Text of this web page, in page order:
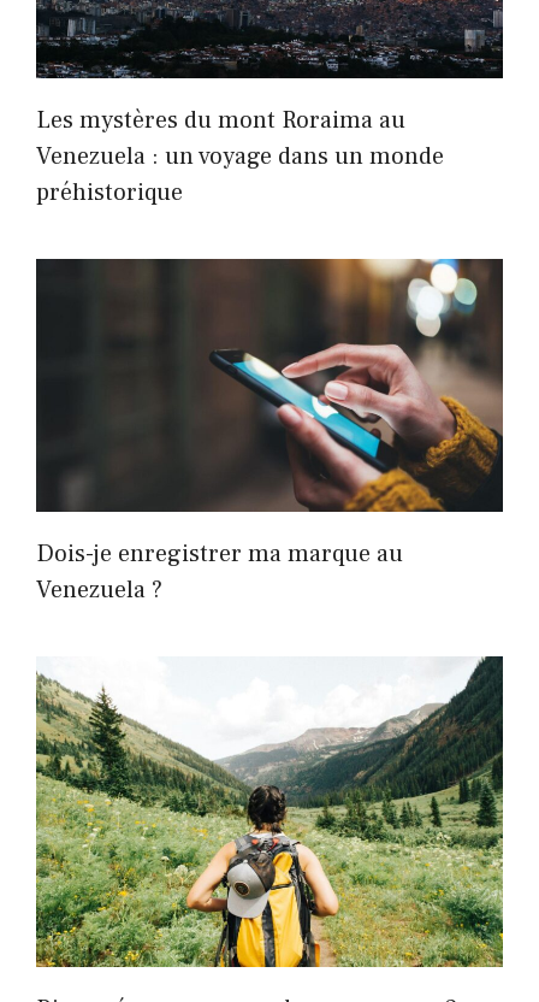
Les mystères du mont Roraima au
Venezuela : un voyage dans un monde
préhistorique
Dois-je enregistrer ma marque au
Venezuela ?